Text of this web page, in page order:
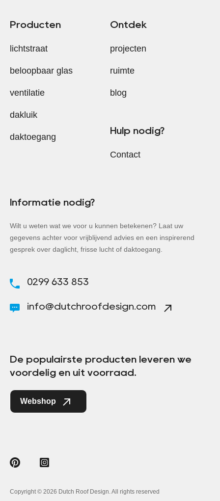
Producten
lichtstraat
beloopbaar glas
ventilatie
dakluik
daktoegang
Ontdek
projecten
ruimte
blog
Hulp nodig?
Contact
Informatie nodig?
Wilt u weten wat we voor u kunnen betekenen? Laat uw
gegevens achter voor vrijblijvend advies en een inspirerend
gesprek over daglicht, frisse lucht of daktoegang.
0299 633 853
info@dutchroofdesign.com
De populairste producten leveren we
voordelig en uit voorraad.
Webshop
Copyright © 2026 Dutch Roof Design. All rights reserved